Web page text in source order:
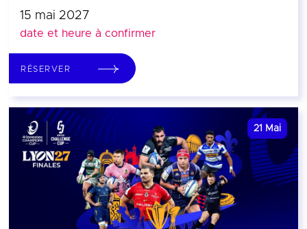
15 mai 2027
date et heure à confirmer
RÉSERVER
21 Mai